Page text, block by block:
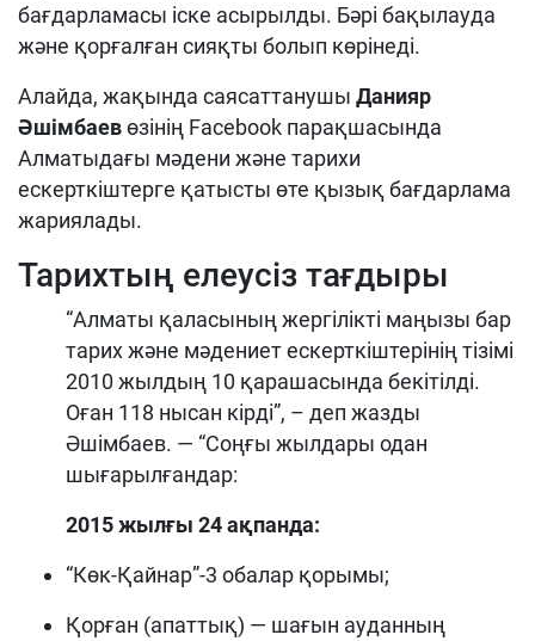
бағдарламасы іске асырылды. Бәрі бақылауда
және қорғалған сияқты болып көрінеді.
Алайда, жақында саясаттанушы Данияр
Әшімбаевөзінің Facebook парақшасында
Алматыдағы мәдени және тарихи
ескерткіштерге қатысты өте қызық бағдарлама
жариялады.
Тарихтың елеусіз тағдыры
“Алматы қаласының жергілікті маңызы бар
тарих және мәдениет ескерткіштерінің тізімі
2010 жылдың 10 қарашасында бекітілді.
Оған 118 нысан кірді”, – деп жазды
Әшімбаев. — “Соңғы жылдары одан
шығарылғандар:
2015 жылғы 24 ақпанда:
“Көк-Қайнар”-3 обалар қорымы;
Қорған (апаттық) — шағын ауданның